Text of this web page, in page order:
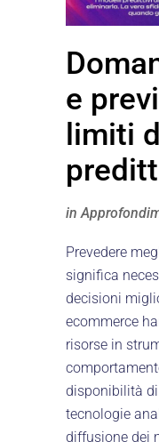
e
limiti
in
Prevedere
significa
decisioni
ecommerce
risorse in
disponibilità di
tecnologie
diffusione dei